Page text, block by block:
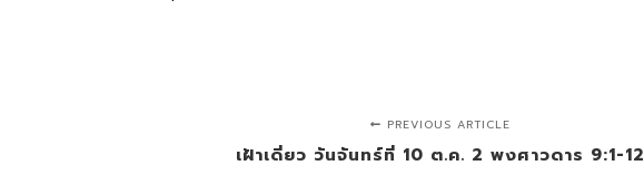
PREVIOUS ARTICLE
เฝ้าเดี่ยว วันจันทร์ที่ 10 ต.ค. 2 พงศาวดาร 9:1-12